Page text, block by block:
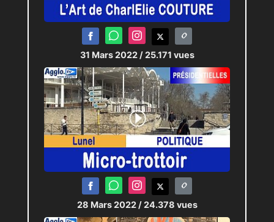
31 Mars 2022 / 25.171 vues
28 Mars 2022 / 24.378 vues